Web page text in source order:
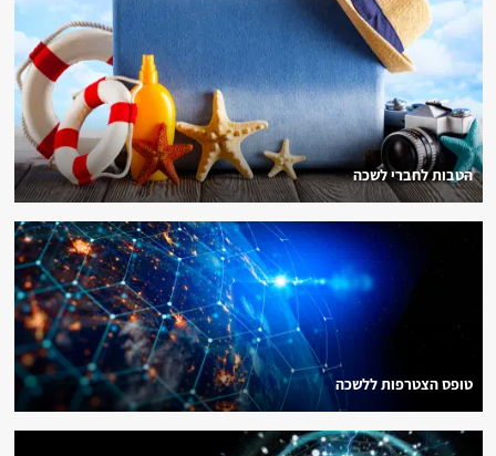
הטבות לחברי לשכה
טופס הצטרפות ללשכה